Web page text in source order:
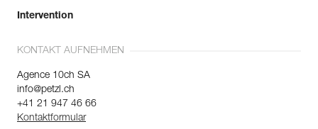
Intervention
KONTAKT AUFNEHMEN
Agence 10ch SA
info@petzl.ch
+41 21 947 46 66
Kontaktformular